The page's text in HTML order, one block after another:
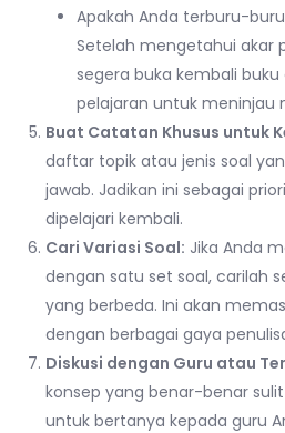
Apakah Anda terburu-
Setelah mengetahui akar
segera buka kembali
pelajaran untuk meninjau
Buat Catatan Khusus untuk
daftar topik atau jenis soal
jawab. Jadikan ini sebagai
dipelajari kembali.
Cari Variasi Soal: Jika Anda
dengan satu set soal, carilah
yang berbeda. Ini akan
dengan berbagai gaya
Diskusi dengan Guru atau
konsep yang benar-benar
untuk bertanya kepada guru